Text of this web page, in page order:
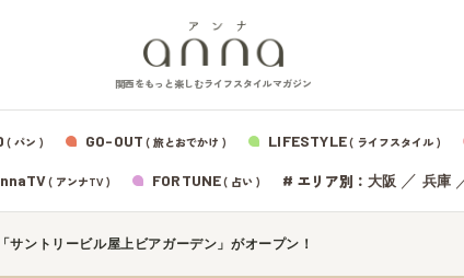
関西をもっと楽しむライフスタイルマガジン
( パン ) GO-OUT ( 旅とおでかけ ) LIFESTYLE( ライフスタイル )
( アンナTV ) FORTUNE( 占い ) # エリア別： 大阪 ／ 兵庫
サントリービル屋上ビアガーデン」がオープン！